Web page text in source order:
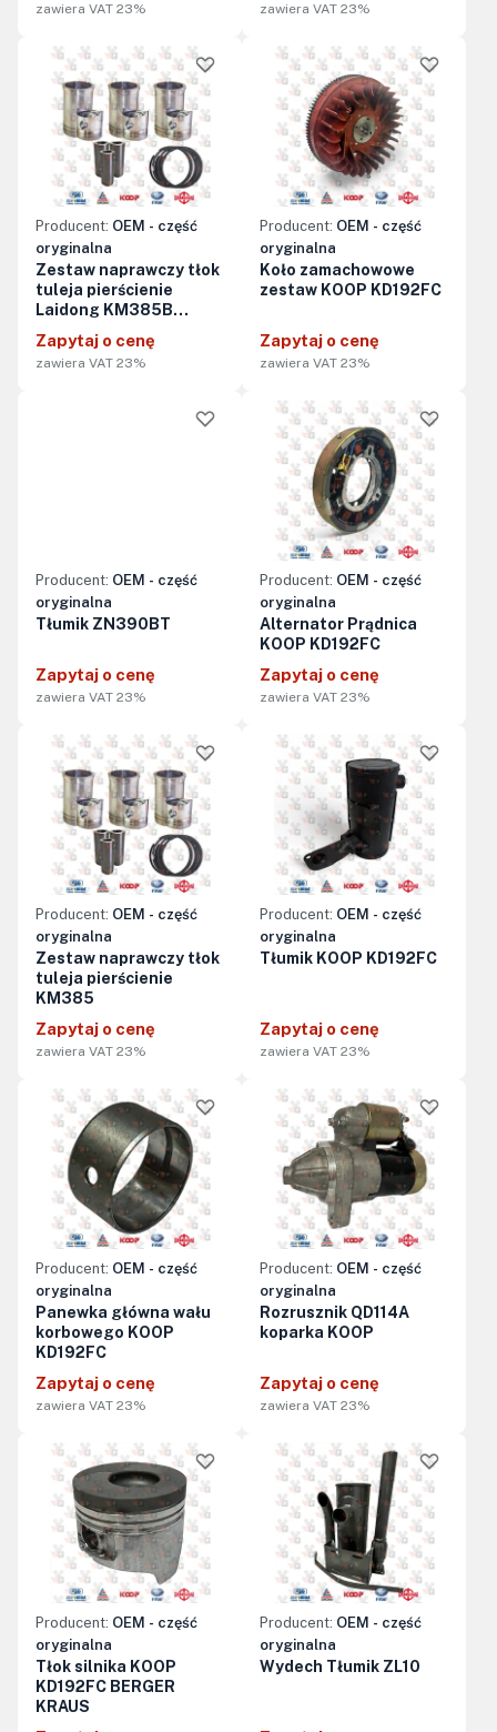
zawiera VAT 23% zawiera VAT 23%
Producent: OEM - część
oryginalna
Zestaw naprawczy tłok
tuleja pierścienie
Laidong KM385B
Zapytaj o cenę
zawiera VAT 23%
Producent: OEM - część
oryginalna
Koło zamachowowe
zestaw KOOP KD192FC
Zapytaj o cenę
zawiera VAT 23%
Producent: OEM - część
oryginalna
Tłumik ZN390BT
Zapytaj o cenę
zawiera VAT 23%
Producent: OEM - część
oryginalna
Alternator Prądnica
KOOP KD192FC
Zapytaj o cenę
zawiera VAT 23%
Producent: OEM - część
oryginalna
Zestaw naprawczy tłok
tuleja pierścienie
KM385
Zapytaj o cenę
zawiera VAT 23%
Producent: OEM - część
oryginalna
Tłumik KOOP KD192FC
Zapytaj o cenę
zawiera VAT 23%
Producent: OEM - część
oryginalna
Panewka główna wału
korbowego KOOP
KD192FC
Zapytaj o cenę
zawiera VAT 23%
Producent: OEM - część
oryginalna
Rozrusznik QD114A
koparka KOOP
Zapytaj o cenę
zawiera VAT 23%
Producent: OEM - część
oryginalna
Tłok silnika KOOP
KD192FC BERGER
KRAUS
Producent: OEM - część
oryginalna
Wydech Tłumik ZL10